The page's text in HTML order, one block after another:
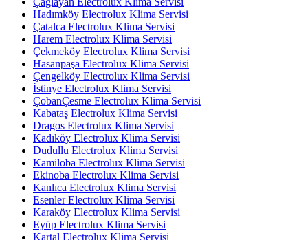
Hadımköy Electrolux Klima Servisi
Çatalca Electrolux Klima Servisi
Harem Electrolux Klima Servisi
Çekmeköy Electrolux Klima Servisi
Hasanpaşa Electrolux Klima Servisi
Çengelköy Electrolux Klima Servisi
İstinye Electrolux Klima Servisi
ÇobanÇesme Electrolux Klima Servisi
Kabataş Electrolux Klima Servisi
Dragos Electrolux Klima Servisi
Kadıköy Electrolux Klima Servisi
Dudullu Electrolux Klima Servisi
Kamiloba Electrolux Klima Servisi
Ekinoba Electrolux Klima Servisi
Kanlıca Electrolux Klima Servisi
Esenler Electrolux Klima Servisi
Karaköy Electrolux Klima Servisi
Eyüp Electrolux Klima Servisi
Kartal Electrolux Klima Servisi